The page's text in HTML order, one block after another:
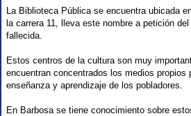
La Biblioteca Pública se encuentra ubicada
la carrera 11, lleva este nombre a petición
fallecida.
Estos centros de la cultura son muy
encuentran concentrados los medios
enseñanza y aprendizaje de los pobladores.
En Barbosa se tiene conocimiento sobre